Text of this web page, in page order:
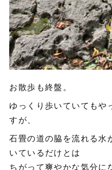
お散歩も終盤。
ゆっくり歩いていてもや
すが、
石畳の道の脇を流れる水
いているだけとは
ちがって爽やかな気分に